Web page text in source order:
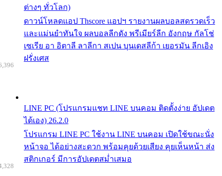
ต่างๆ ทั่วโลก)
ดาวน์โหลดแอป Thscore แอปฯ รายงานผลบอลสดรวดเร็ว
และแม่นยำทันใจ ผลบอลลีกดัง พรีเมียร์ลีก อังกฤษ กัลโช่
เซเรีย อา อิตาลี ลาลีกา สเปน บุนเดสลีก้า เยอรมัน ลีกเอิง
ฝรั่งเศส
LINE PC (โปรแกรมแชท LINE บนคอม ติดตั้งง่าย อัปเดต
ได้เอง) 26.2.0
โปรแกรม LINE PC ใช้งาน LINE บนคอม เปิดใช้ขณะนั่ง
หน้าจอ ได้อย่างสะดวก พร้อมคุยด้วยเสียง คุยเห็นหน้า ส่ง
สติกเกอร์ มีการอัปเดตสม่ำเสมอ